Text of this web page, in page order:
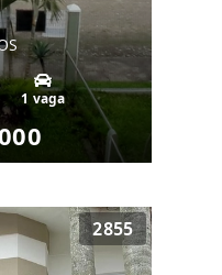
1 vaga
2855